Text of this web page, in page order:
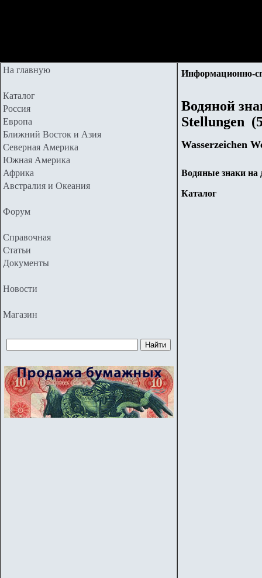
На главную
Каталог
Россия
Европа
Ближний Восток и Азия
Северная Америка
Южная Америка
Африка
Австралия и Океания
Форум
Справочная
Статьи
Документы
Новости
Магазин
Информационно-
Водяной
Stellungen
Wasserzeichen
Водяные знаки на
Каталог